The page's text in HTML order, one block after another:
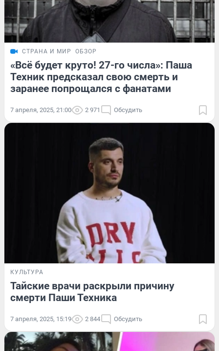
СТРАНА И МИР ОБЗОР
«Всё будет круто! 27-го числа»: Паша
Техник предсказал свою смерть и
заранее попрощался с фанатами
7 апреля, 2025, 21:00 2 971 Обсудить
КУЛЬТУРА
Тайские врачи раскрыли причину
смерти Паши Техника
7 апреля, 2025, 15:19 2 844 Обсудить